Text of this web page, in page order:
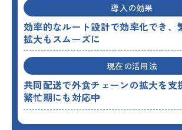
導入の効果
効率的なルート設計で効率化でき、
拡大もスムーズに
現在の活用法
共同配送で外食チェーンの拡大を支
繁忙期にも対応中